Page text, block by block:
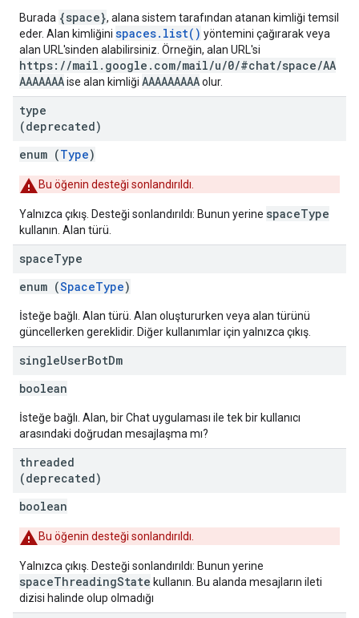
Burada {space}, alana sistem tarafından atanan kimliği temsil
eder. Alan kimliğini spaces.list() yöntemini çağırarak veya
alan URL'sinden alabilirsiniz. Örneğin, alan URL'si
https://mail.google.com/mail/u/0/#chat/space/AA
AAAAAAAise alan kimliği AAAAAAAAAolur.
type
(deprecated)
enum (Type)
Bu öğenin desteği sonlandırıldı.
Yalnızca çıkış. Desteği sonlandırıldı: Bunun yerine spaceType
kullanın. Alan türü.
spaceType
enum (SpaceType)
İsteğe bağlı. Alan türü. Alan oluştururken veya alan türünü
güncellerken gereklidir. Diğer kullanımlar için yalnızca çıkış.
singleUserBotDm
boolean
İsteğe bağlı. Alan, bir Chat uygulaması ile tek bir kullanıcı
arasındaki doğrudan mesajlaşma mı?
threaded
(deprecated)
boolean
Bu öğenin desteği sonlandırıldı.
Yalnızca çıkış. Desteği sonlandırıldı: Bunun yerine
spaceThreadingState kullanın. Bu alanda mesajların ileti
dizisi halinde olup olmadığı